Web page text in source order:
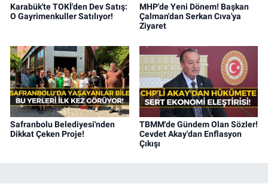
Karabük'te TOKİ'den Dev Satış:
O Gayrimenkuller Satılıyor!
MHP'de Yeni Dönem! Başkan
Çalman'dan Serkan Cıva'ya
Ziyaret
Safranbolu Belediyesi'nden
Dikkat Çeken Proje!
TBMM'de Gündem Olan Sözler!
Cevdet Akay'dan Enflasyon
Çıkışı